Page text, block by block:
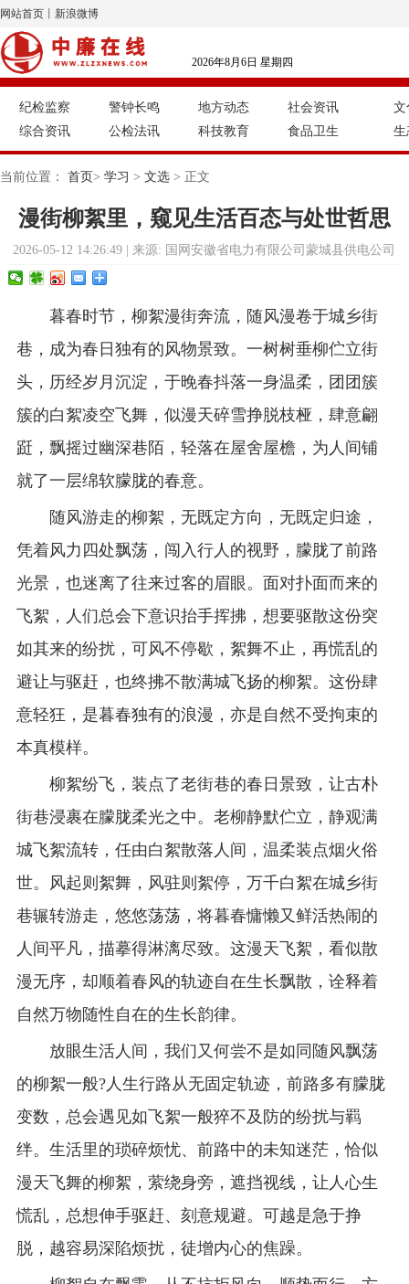
网站首页 新浪微博
2026年8月6日 星期四
纪检监察 警钟长鸣 地方动态
社会资讯
综合资讯
公检法讯 科技教育 食品卫生
文
生
当前位置： 首页> 学习 > 文选 > 正文
漫街柳絮里，窥见生活百态与处世哲思
2026-05-12 14:26:49 | 来源: 国网安徽省电力有限公司蒙城县供电公司
暮春时节，柳絮漫街奔流，随风漫卷于城乡街
巷，成为春日独有的风物景致。一树树垂柳伫立街
头，历经岁月沉淀，于晚春抖落一身温柔，团团簇
簇的白絮凌空飞舞，似漫天碎雪挣脱枝桠，肆意翩
跹，飘摇过幽深巷陌，轻落在屋舍屋檐，为人间铺
就了一层绵软朦胧的春意。
随风游走的柳絮，无既定方向，无既定归途，
凭着风力四处飘荡，闯入行人的视野，朦胧了前路
光景，也迷离了往来过客的眉眼。面对扑面而来的
飞絮，人们总会下意识抬手挥拂，想要驱散这份突
如其来的纷扰，可风不停歇，絮舞不止，再慌乱的
避让与驱赶，也终拂不散满城飞扬的柳絮。这份肆
意轻狂，是暮春独有的浪漫，亦是自然不受拘束的
本真模样。
柳絮纷飞，装点了老街巷的春日景致，让古朴
街巷浸裹在朦胧柔光之中。老柳静默伫立，静观满
城飞絮流转，任由白絮散落人间，温柔装点烟火俗
世。风起则絮舞，风驻则絮停，万千白絮在城乡街
巷辗转游走，悠悠荡荡，将暮春慵懒又鲜活热闹的
人间平凡，描摹得淋漓尽致。这漫天飞絮，看似散
漫无序，却顺着春风的轨迹自在生长飘散，诠释着
自然万物随性自在的生长韵律。
放眼生活人间，我们又何尝不是如同随风飘荡
的柳絮一般?人生行路从无固定轨迹，前路多有朦胧
变数，总会遇见如飞絮一般猝不及防的纷扰与羁
绊。生活里的琐碎烦忧、前路中的未知迷茫，恰似
漫天飞舞的柳絮，萦绕身旁，遮挡视线，让人心生
慌乱，总想伸手驱赶、刻意规避。可越是急于挣
脱，越容易深陷烦扰，徒增内心的焦躁。